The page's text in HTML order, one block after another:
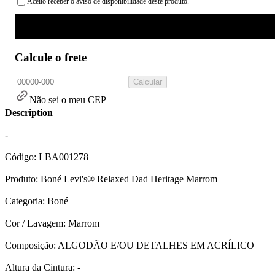
Calcule o frete
Calcular
Não sei o meu CEP
Description
-
Código: LBA001278
Produto: Boné Levi's® Relaxed Dad Heritage Marrom
Categoria: Boné
Cor / Lavagem: Marrom
Composição: ALGODÃO E/OU DETALHES EM ACRÍLICO
Altura da Cintura: -